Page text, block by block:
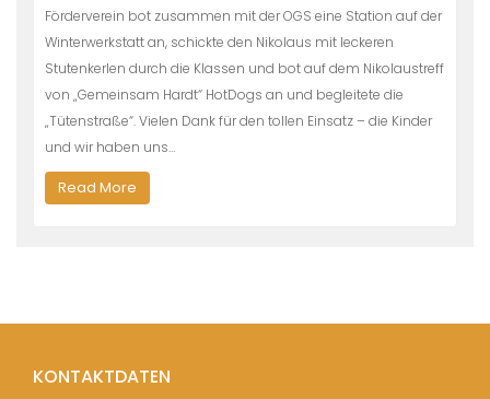
Förderverein bot zusammen mit der OGS eine Station auf der
Winterwerkstatt an, schickte den Nikolaus mit leckeren
Stutenkerlen durch die Klassen und bot auf dem Nikolaustreff
von „Gemeinsam Hardt“ HotDogs an und begleitete die
„Tütenstraße“. Vielen Dank für den tollen Einsatz – die Kinder
und wir haben uns…
Read More
KONTAKTDATEN